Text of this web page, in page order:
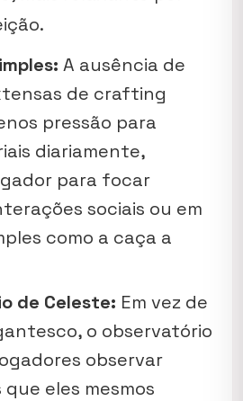
A ausência de
de crafting
pressão para
diariamente,
para focar
sociais ou em
como a caça a
de Celeste: Em vez de
o observatório
observar
eles mesmos